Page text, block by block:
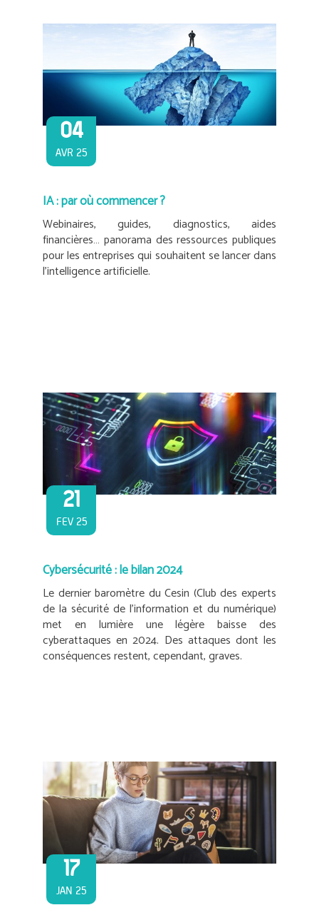
04
AVR 25
IA : par où commencer ?
Webinaires, guides, diagnostics, aides
financières… panorama des ressources publiques
pour les entreprises qui souhaitent se lancer dans
l’intelligence artificielle.
21
FEV 25
Cybersécurité : le bilan 2024
Le dernier baromètre du Cesin (Club des experts
de la sécurité de l’information et du numérique)
met en lumière une légère baisse des
cyberattaques en 2024. Des attaques dont les
conséquences restent, cependant, graves.
17
JAN 25